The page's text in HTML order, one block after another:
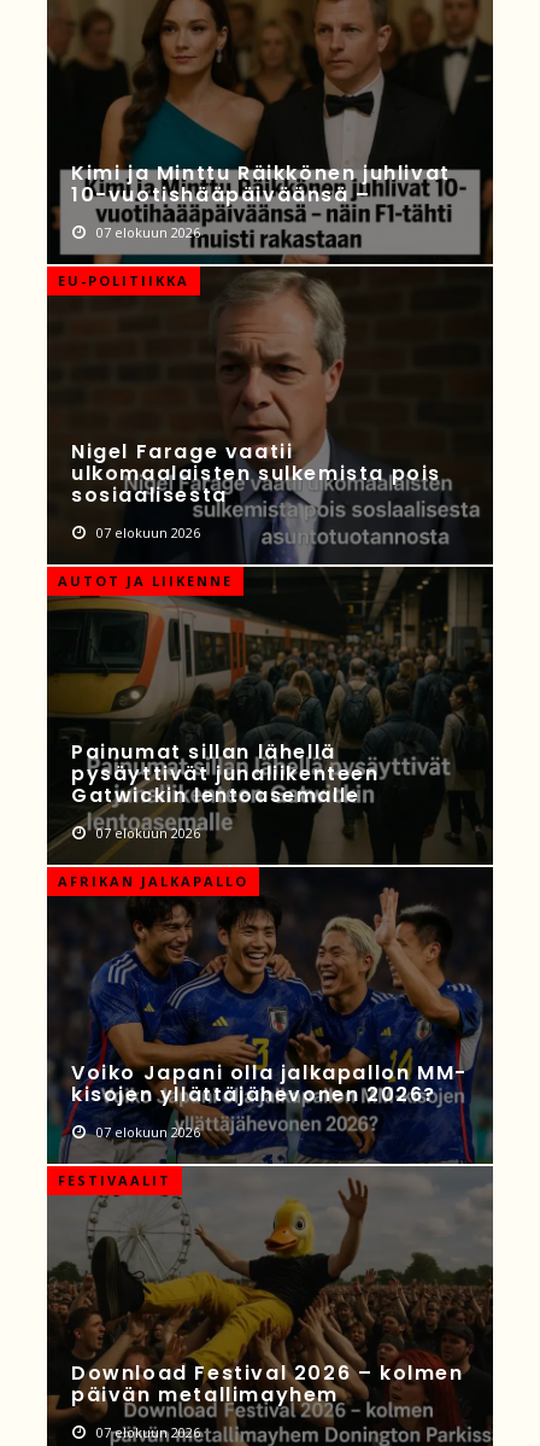
Kimi ja Minttu Räikkönen juhlivat
10-vuotishääpäiväänsä –
07 elokuun 2026
EU-POLITIIKKA
Nigel Farage vaatii
ulkomaalaisten sulkemista pois
sosiaalisesta
07 elokuun 2026
AUTOT JA LIIKENNE
Painumat sillan lähellä
pysäyttivät junaliikenteen
Gatwickin lentoasemalle
07 elokuun 2026
AFRIKAN JALKAPALLO
Voiko Japani olla jalkapallon MM-
kisojen yllättäjähevonen 2026?
07 elokuun 2026
FESTIVAALIT
Download Festival 2026 – kolmen
päivän metallimayhem
07 elokuun 2026